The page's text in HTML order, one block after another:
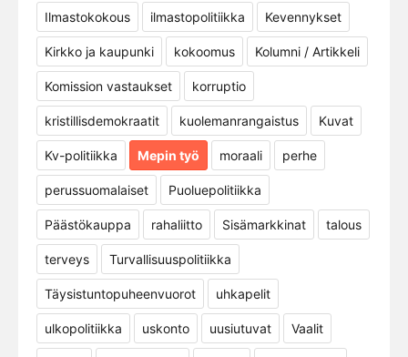
Ilmastokokous ilmastopolitiikka Kevennykset
Kirkko ja kaupunki kokoomus Kolumni / Artikkeli
Komission vastaukset korruptio
kristillisdemokraatit kuolemanrangaistus Kuvat
Kv-politiikka Mepin työ moraali perhe
perussuomalaiset Puoluepolitiikka
Päästökauppa rahaliitto Sisämarkkinat talous
terveys Turvallisuuspolitiikka
Täysistuntopuheenvuorot uhkapelit
ulkopolitiikka uskonto uusiutuvat Vaalit